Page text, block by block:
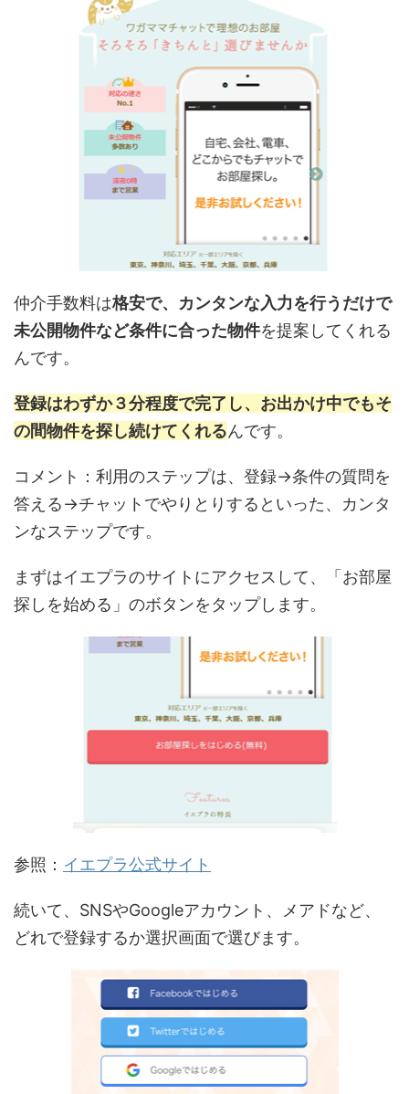
仲介手数料は格安で、カンタンな入力を行うだけで
未公開物件など条件に合った物件を提案してくれる
んです。
登録はわずか３分程度で完了し、お出かけ中でもそ
の間物件を探し続けてくれるんです。
コメント：利用のステップは、登録→条件の質問を
答える→チャットでやりとりするといった、カンタ
ンなステップです。
まずはイエプラのサイトにアクセスして、「お部屋
探しを始める」のボタンをタップします。
参照： イエプラ公式サイト
続いて、SNSやGoogleアカウント、メアドなど、
どれで登録するか選択画面で選びます。